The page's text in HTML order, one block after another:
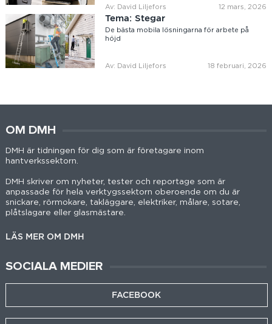
Av: David Liljefors 12 mars, 2026
Tema: Stegar
De bästa mobila lösningarna för arbete på
höjd
Av: David Liljefors 18 februari, 2026
OM DMH
DMH är tidningen för dig som är företagare inom
hantverkssektorn.
DMH skriver om nyheter, tester och reportage som är
anpassade för hela verktygssektorn oberoende om du är
snickare, rörmokare, takläggare, elektriker, målare, sotare,
plåtslagare eller glasmästare.
LÄS MER OM DMH
SOCIALA MEDIER
FACEBOOK